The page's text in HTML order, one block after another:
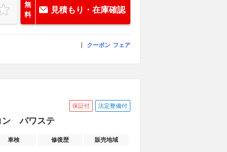
無
料
見積もり・在庫確認
クーポン フェア
保証付 法定整備付
ン パワステ
車検 修復歴 販売地域